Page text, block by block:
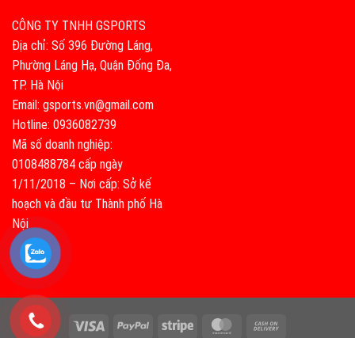
CÔNG TY TNHH GSPORTS
Địa chỉ: Số 396 Đường Láng,
Phường Láng Hạ, Quận Đống Đa,
TP. Hà Nội
Email: gsports.vn@gmail.com
Hotline: 0936082739
Mã số doanh nghiệp:
0108488784 cấp ngày
1/11/2018 – Nơi cấp: Sở kế
hoạch và đầu tư Thành phố Hà
Nội